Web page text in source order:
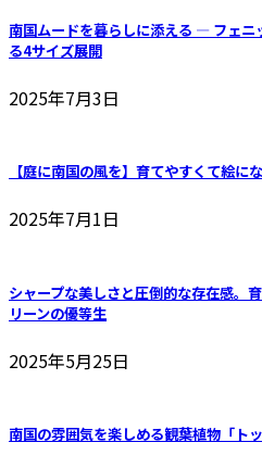
品
南国ムードを暮らしに添える ― フェ
る4サイズ展開
2025年7月3日
【庭に南国の風を】育てやすくて絵にな
2025年7月1日
シャープな美しさと圧倒的な存在感。
リーンの優等生
2025年5月25日
南国の雰囲気を楽しめる観葉植物「トッ